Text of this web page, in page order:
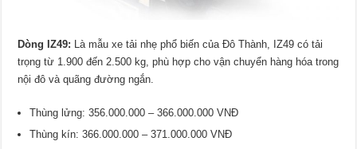
Dòng IZ49: Là mẫu xe tải nhẹ phổ biến của Đô Thành, IZ49 có tải
trọng từ 1.900 đến 2.500 kg, phù hợp cho vận chuyển hàng hóa trong
nội đô và quãng đường ngắn.
Thùng lửng: 356.000.000 – 366.000.000 VNĐ
Thùng kín: 366.000.000 – 371.000.000 VNĐ